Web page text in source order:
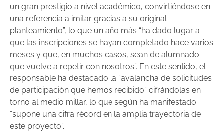
un gran prestigio a nivel académico, convirtiéndose en
una referencia a imitar gracias a su original
planteamiento”, lo que un año más “ha dado lugar a
que las inscripciones se hayan completado hace varios
meses y que, en muchos casos, sean de alumnado
que vuelve a repetir con nosotros”. En este sentido, el
responsable ha destacado la “avalancha de solicitudes
de participación que hemos recibido” cifrándolas en
torno al medio millar, lo que según ha manifestado
“supone una cifra récord en la amplia trayectoria de
este proyecto”.